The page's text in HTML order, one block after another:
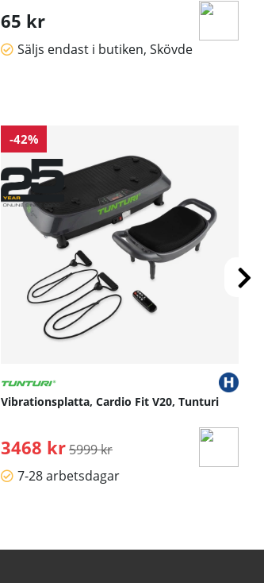
65 kr
Säljs endast i butiken, Skövde
-42%
Vibrationsplatta, Cardio Fit V20, Tunturi
3468 kr Ordinarie pris:
5999 kr
7-28 arbetsdagar